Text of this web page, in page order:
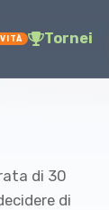
Tornei
di 30
di